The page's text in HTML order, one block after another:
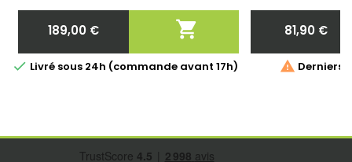
Prix
189,00 € 
 Livré sous 24h (commande avant 17h)
Prix
81,90 €
 Derniers